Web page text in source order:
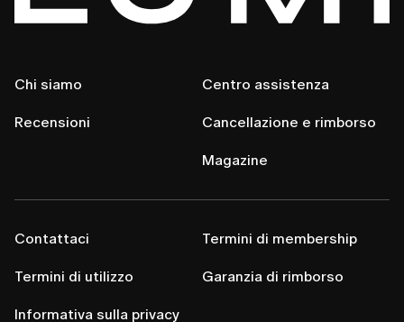
Chi siamo
Recensioni
Centro assistenza
Cancellazione e rimborso
Magazine
Contattaci
Termini di utilizzo
Informativa sulla privacy
Termini di membership
Garanzia di rimborso